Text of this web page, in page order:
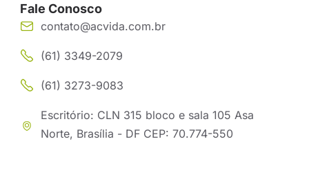
Fale Conosco
contato@acvida.com.br
(61) 3349-2079
(61) 3273-9083
Escritório: CLN 315 bloco e sala 105 Asa
Norte, Brasília - DF CEP: 70.774-550